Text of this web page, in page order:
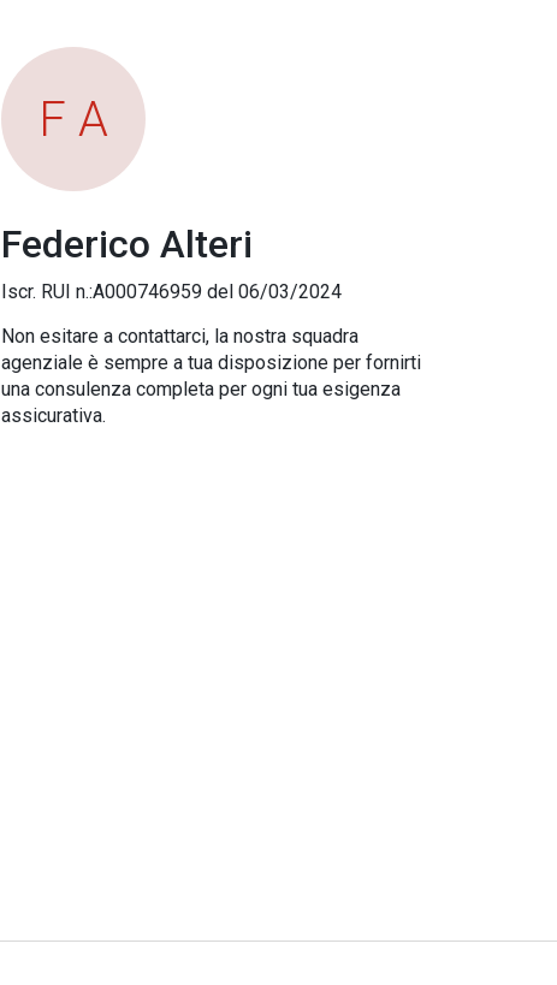
F A
Federico Alteri
Iscr. RUI n.:A000746959 del 06/03/2024
Non esitare a contattarci, la nostra squadra
agenziale è sempre a tua disposizione per fornirti
una consulenza completa per ogni tua esigenza
assicurativa.